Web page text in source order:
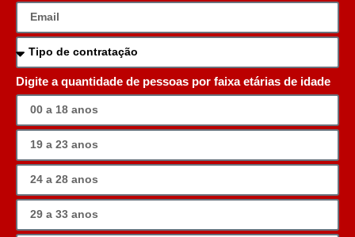
Digite a quantidade de pessoas por faixa etárias de idade